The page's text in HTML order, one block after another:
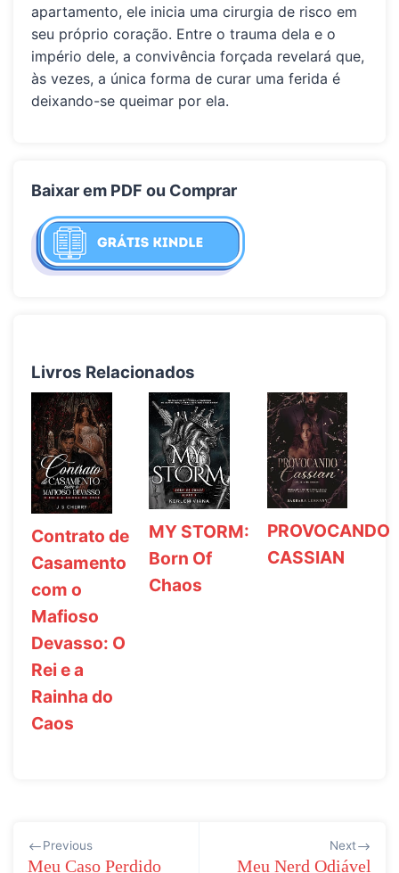
apartamento, ele inicia uma cirurgia de risco em
seu próprio coração. Entre o trauma dela e o
império dele, a convivência forçada revelará que,
às vezes, a única forma de curar uma ferida é
deixando-se queimar por ela.
Baixar em PDF ou Comprar
Livros Relacionados
Contrato de
Casamento
com o
Mafioso
Devasso: O
Rei e a
Rainha do
Caos
MY STORM:
Born Of
Chaos
PROVOCANDO
CASSIAN
Navegação
de
Previous
Meu Caso Perdido
Next
Meu Nerd Odiável